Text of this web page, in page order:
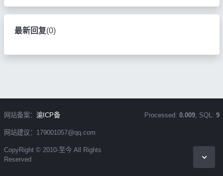
最新回复(0)
网站备案： 渝ICP备
网站建议：179001057@qq.com
CopyRight © 2010-至今 All Rights
Reserved
Processed: 0.009, SQL: 9